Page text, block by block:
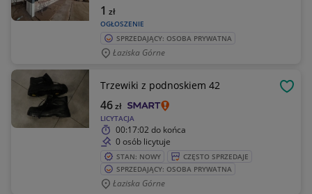
OGŁOSZENIE
1 zł
SPRZEDAJĄCY: OSOBA PRYWATNA
Łaziska Górne
Trzewiki z podnoskiem 42
LICYTACJA
46zł
00:17:02 do końca
0 osób licytuje
STAN: NOWY
CZĘSTO SPRZEDAJE
SPRZEDAJĄCY: OSOBA PRYWATNA
Łaziska Górne